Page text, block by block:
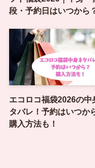
段・予約日はいつから
エコロコ福袋2026の中
タバレ！予約はいつか
購入方法も！